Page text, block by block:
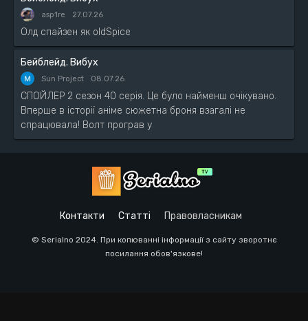
asp1re 27.07.26
Олд спайзен як oldSpice
Бейблейд. Вибух
Sun Project 08.07.26
СПОЙЛЕР 2 сезон 40 серія. Це було найменш очікувано.
Вперше в історії аніме сюжетна броня взагалі не
спрацювала! Волт програв у
Контакти Статті Правовласникам
© Serialno 2024. При копюванні інформації з сайту зворотнє
посилання обов'язкове!